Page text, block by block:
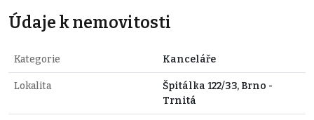
Údaje k nemovitosti
Kategorie Kanceláře
Lokalita
Špitálka 122/33, Brno -
Trnitá